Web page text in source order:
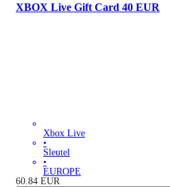
XBOX Live Gift Card 40 EUR
Xbox Live
•
Sleutel
•
EUROPE
60.84 EUR